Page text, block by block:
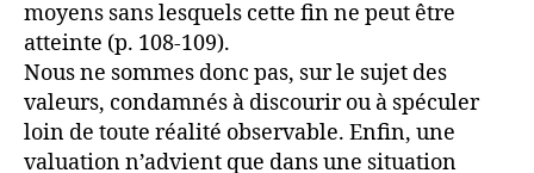
moyens sans lesquels cette fin ne peut être
atteinte (p. 108-109).
Nous ne sommes donc pas, sur le sujet des
valeurs, condamnés à discourir ou à spéculer
loin de toute réalité observable. Enfin, une
valuation n’advient que dans une situation